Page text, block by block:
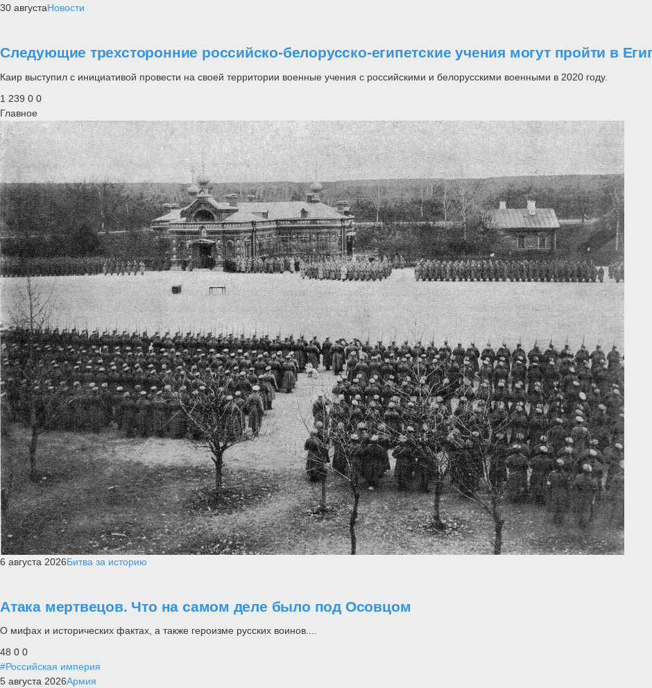
30 августаНовости
Следующие трехсторонние российско-белорусско-египетские учения могут пройти в
Каир выступил с инициативой провести на своей территории военные учения с российскими и белорусскими военными в 2020 году.
1 239 0 0
Главное
6 августа 2026Битва за историю
Атака мертвецов. Что на самом деле было под Осовцом
О мифах и исторических фактах, а также героизме русских воинов....
48 0 0
#Российская империя
5 августа 2026Армия